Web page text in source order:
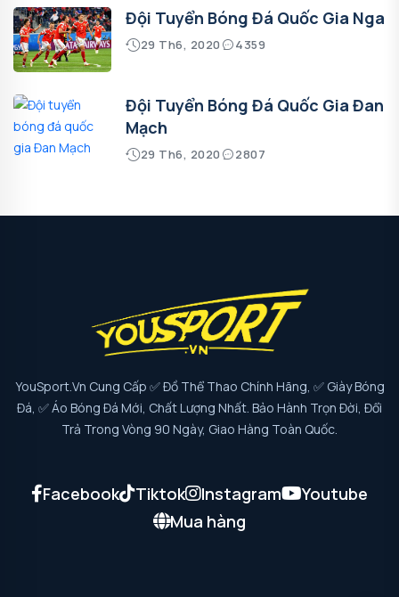
Đội Tuyển Bóng Đá Quốc Gia Nga
29 Th6, 2020 4359
Đội Tuyển Bóng Đá Quốc Gia Đan
Mạch
29 Th6, 2020 2807
YouSport.vn Cung Cấp ✅ Đồ Thể Thao Chính Hãng, ✅ Giày Bóng
Đá, ✅ Áo Bóng Đá Mới, Chất Lượng Nhất. Bảo Hành Trọn Đời, Đổi
Trả Trong Vòng 90 Ngày, Giao Hàng Toàn Quốc.
Facebook Tiktok Instagram
Youtube
Mua hàng